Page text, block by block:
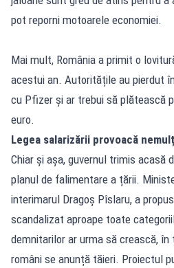
pot reporni motoarele economiei.
Mai mult, România a primit o
acestui an. Autoritățile au pierdut
cu Pfizer și ar trebui să plătească
euro.
Legea salarizării provoacă
Chiar și așa, guvernul trimis acasă
planul de falimentare a țării.
interimarul Dragoș Pîslaru, a
scandalizat aproape toate
demnitarilor ar urma să crească,
români se anunță tăieri. Proiectul